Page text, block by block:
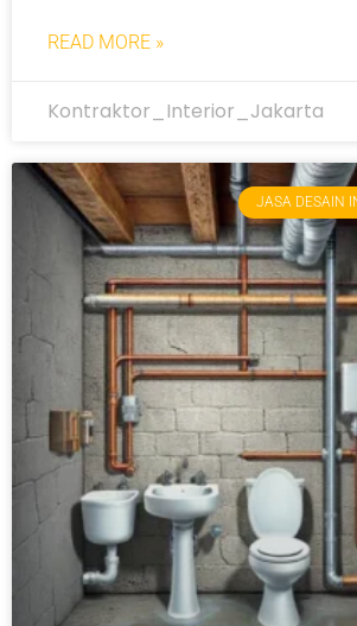
READ MORE »
Kontraktor_Interior_Jakarta
JASA DESAIN